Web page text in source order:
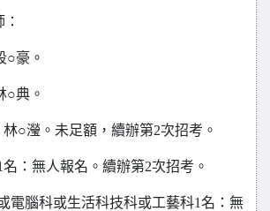
○豪。
○典。
○瀅。未足額，續辦第2次招考。
：無人報名。續辦第2次招考。
電腦科或生活科技科或工藝科1名：無